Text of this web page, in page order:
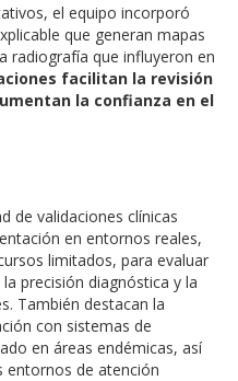
el equipo incorporó
que generan mapas
radiografía que influyeron en
facilitan la revisión
la confianza en el
de validaciones clínicas
en entornos reales,
limitados, para evaluar
precisión diagnóstica y la
También destacan la
con sistemas de
en áreas endémicas, así
de atención